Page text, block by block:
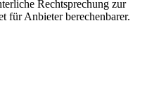
Rechtsprechung zur
für Anbieter berechenbarer.